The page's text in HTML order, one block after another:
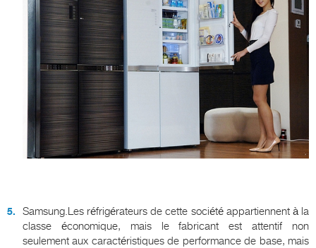
Samsung.Les réfrigérateurs de cette société appartiennent à la
classe économique, mais le fabricant est attentif non
seulement aux caractéristiques de performance de base, mais